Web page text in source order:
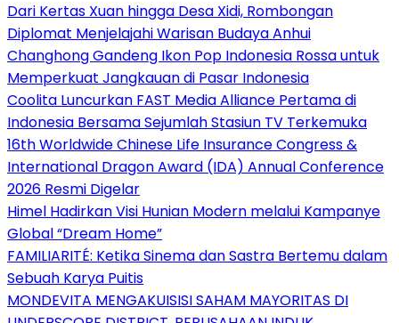
Dari Kertas Xuan hingga Desa Xidi, Rombongan
Diplomat Menjelajahi Warisan Budaya Anhui
Changhong Gandeng Ikon Pop Indonesia Rossa untuk
Memperkuat Jangkauan di Pasar Indonesia
Coolita Luncurkan FAST Media Alliance Pertama di
Indonesia Bersama Sejumlah Stasiun TV Terkemuka
16th Worldwide Chinese Life Insurance Congress &
International Dragon Award (IDA) Annual Conference
2026 Resmi Digelar
Himel Hadirkan Visi Hunian Modern melalui Kampanye
Global “Dream Home”
FAMILIARITÉ: Ketika Sinema dan Sastra Bertemu dalam
Sebuah Karya Puitis
MONDEVITA MENGAKUISISI SAHAM MAYORITAS DI